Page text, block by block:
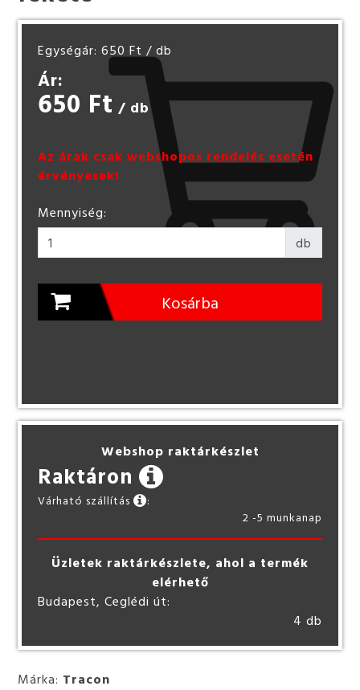
Márka: Tracon
Egységár: 650 Ft / db
Ár:
650 Ft / db
Az árak csak webshopos rendelés esetén
érvényesek!
Mennyiség:
db
Kosárba
Webshop raktárkészlet
Raktáron
Várható szállítás
:
2 -5 munkanap
Üzletek raktárkészlete, ahol a termék
elérhető
Budapest, Ceglédi út:
4 db